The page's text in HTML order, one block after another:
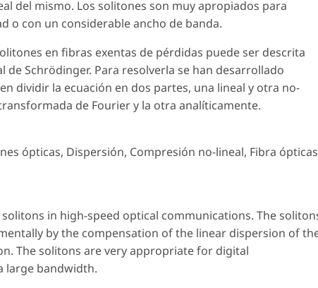
del mismo. Los solitones son muy apropiados para
o con un considerable ancho de banda.
en fibras exentas de pérdidas puede ser descrita
de Schrödinger. Para resolverla se han desarrollado
dividir la ecuación en dos partes, una lineal y otra no-
de Fourier y la otra analíticamente.
ópticas, Dispersión, Compresión no-lineal, Fibra ópticas
in high-speed optical communications. The
by the compensation of the linear dispersion of
The solitons are very appropriate for digital
large bandwidth.